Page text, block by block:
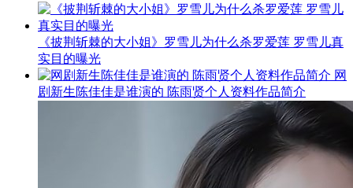
《披荆斩棘的大小姐》罗雪儿为什么杀罗爱莲 罗雪儿真
实目的曝光
网
剧新生陈佳佳是谁演的 陈雨贤个人资料作品简介